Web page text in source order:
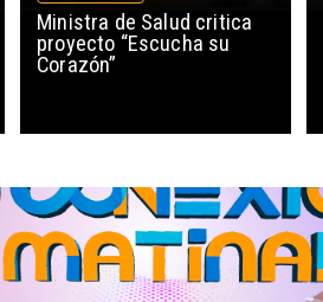
Ministra de Salud critica
proyecto “Escucha su
Corazón”